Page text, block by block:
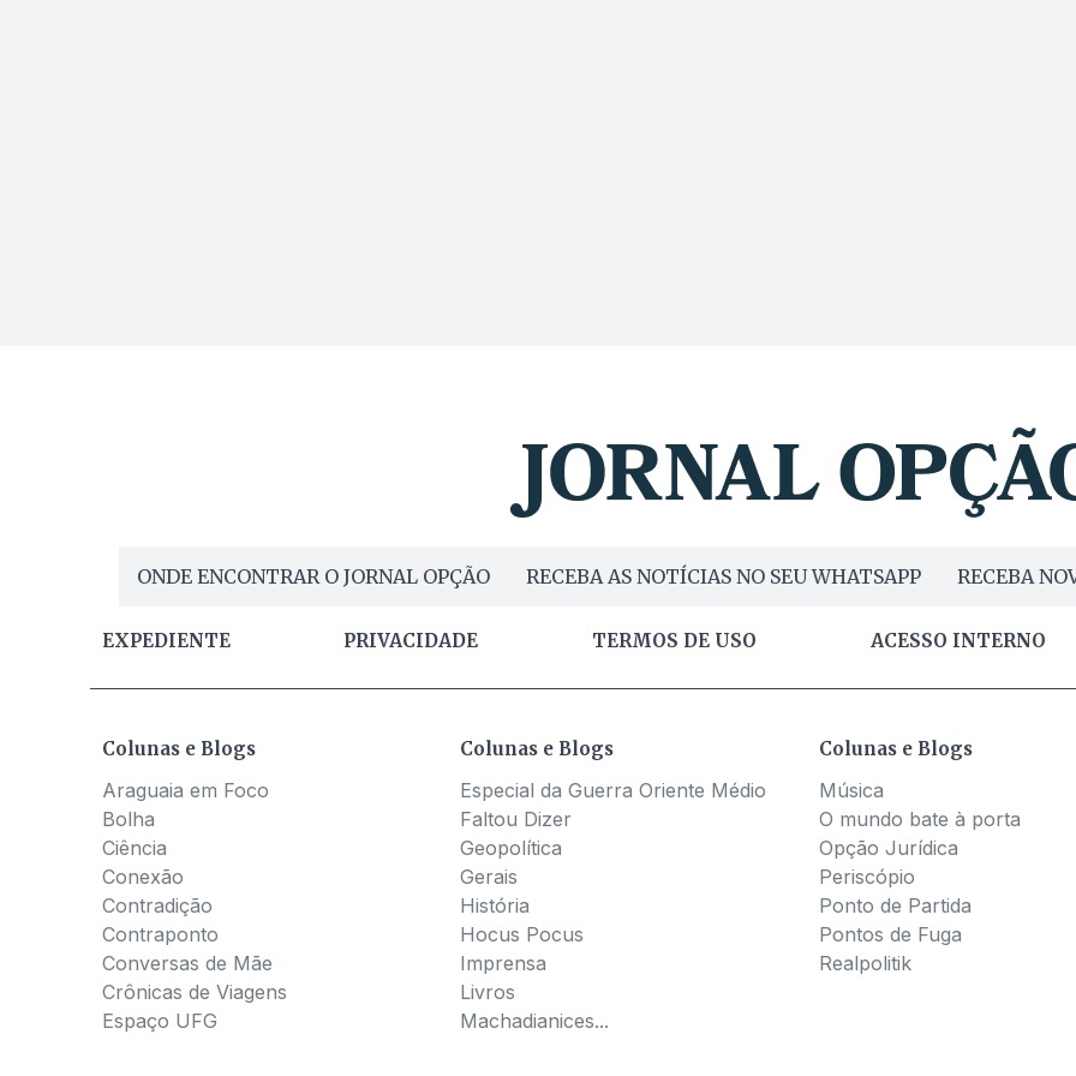
ONDE ENCONTRAR O JORNAL OPÇÃO RECEBA AS NOTÍCIAS NO SEU WHATSAPP RECEBA
EXPEDIENTE PRIVACIDADE TERMOS DE USO ACESSO INTERNO
Colunas e Blogs
Araguaia em Foco
Bolha
Ciência
Conexão
Contradição
Contraponto
Conversas de Mãe
Crônicas de Viagens
Espaço UFG
Colunas e Blogs
Especial da Guerra Oriente Médio
Faltou Dizer
Geopolítica
Gerais
História
Hocus Pocus
Imprensa
Livros
Machadianices...
Colunas e Blogs
Música
O mundo bate à porta
Opção Jurídica
Periscópio
Ponto de Partida
Pontos de Fuga
Realpolitik